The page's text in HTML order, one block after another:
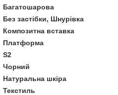
Багатошарова
Без застібки, Шнурівка
Композитна вставка
Платформа
S2
Чорний
Натуральна шкіра
Текстиль